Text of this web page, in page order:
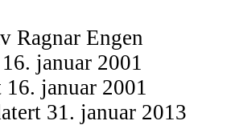
Ragnar Engen
januar 2001
16. januar 2001
31. januar 2013